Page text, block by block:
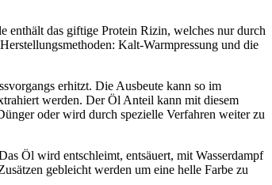
enthält das giftige Protein Rizin, welches nur durch
Kalt-Warmpressung und die
erhitzt. Die Ausbeute kann so im
werden. Der Öl Anteil kann mit diesem
oder wird durch spezielle Verfahren weiter zu
Öl wird entschleimt, entsäuert, mit Wasserdampf
gebleicht werden um eine helle Farbe zu